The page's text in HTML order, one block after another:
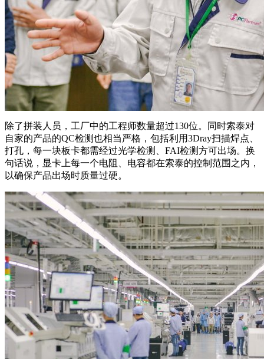
除了拼装人员，工厂中的工程师数量超过130位。同时索泰对
自家的产品的QC检测也相当严格，包括利用3Dray扫描焊点、
打孔，每一块板卡都需经过光学检测、FAI检测方可出场。换
句话说，显卡上每一个电阻、电容都在索泰的控制范围之内，
以确保产品出场时质量过硬。